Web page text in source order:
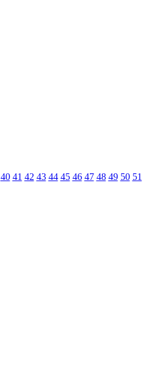
40 41 42 43 44 45 46 47 48 49 50 51